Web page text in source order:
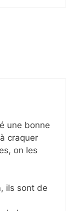
une bonne
craquer
on les
ils sont de